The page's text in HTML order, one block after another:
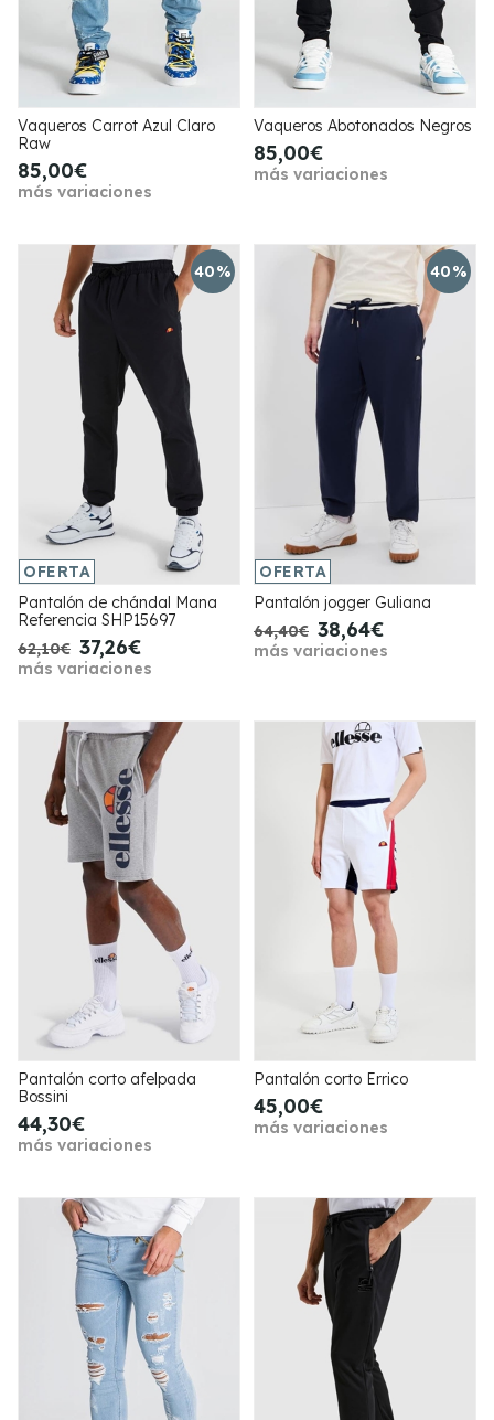
Vaqueros Carrot Azul Claro
Raw
85,00€
más variaciones
Vaqueros Abotonados Negros
85,00€
más variaciones
40%
OFERTA
Pantalón de chándal Mana
Referencia SHP15697
62,10€ 37,26€
más variaciones
40%
OFERTA
Pantalón jogger Guliana
64,40€ 38,64€
más variaciones
Pantalón corto afelpada
Bossini
44,30€
más variaciones
Pantalón corto Errico
45,00€
más variaciones